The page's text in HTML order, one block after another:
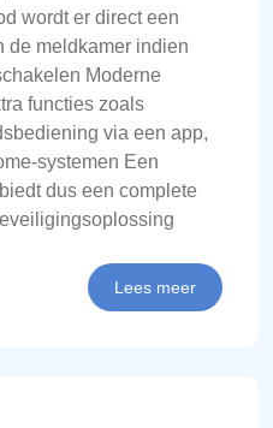
wordt er direct een
de meldkamer indien
Moderne
functies zoals
via een app,
systemen Een
dus een complete
Lees meer